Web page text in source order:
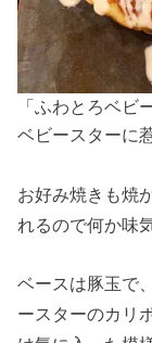
「ふわとろベビ
ベビースターに
お好み焼きも焼
れるので何か味
ベースは豚玉で
ースターのカリ